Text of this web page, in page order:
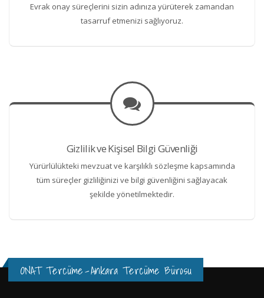
Evrak onay süreçlerini sizin adınıza yürüterek zamandan
tasarruf etmenizi sağlıyoruz.
Gizlilik ve Kişisel Bilgi Güvenliği
Yürürlülükteki mevzuat ve karşılıklı sözleşme kapsamında
tüm süreçler gizliliğinizi ve bilgi güvenliğini sağlayacak
şekilde yönetilmektedir.
ONAT Tercüme-Ankara Tercüme Bürosu